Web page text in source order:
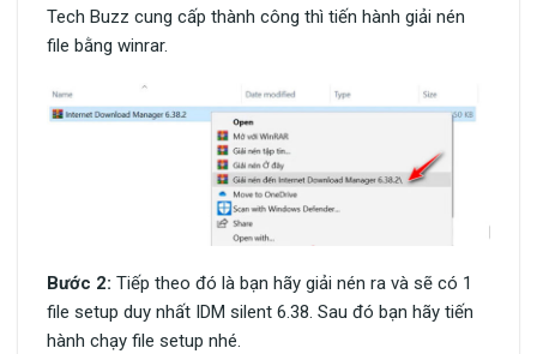
Tech Buzz cung cấp thành công thì tiến hành giải nén
file bằng winrar.
Bước 2: Tiếp theo đó là bạn hãy giải nén ra và sẽ có 1
file setup duy nhất IDM silent 6.38. Sau đó bạn hãy tiến
hành chạy file setup nhé.